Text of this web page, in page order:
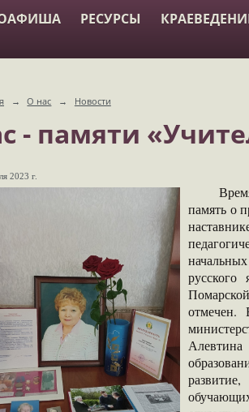
РЕСУРСЫ
→ О нас → Новости
- памяти
2023 г.
Время
память о
отмечен.